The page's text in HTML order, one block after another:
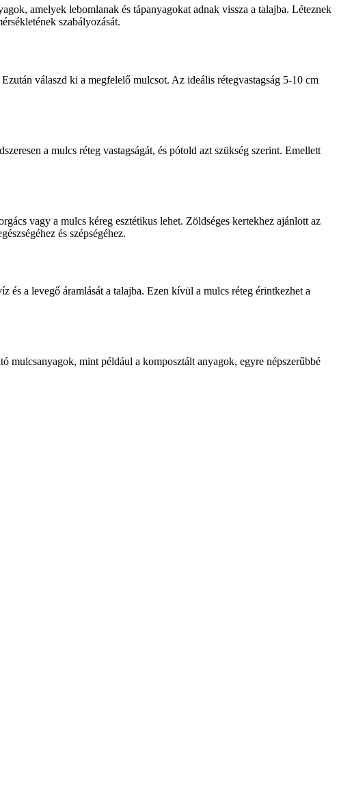
amelyek lebomlanak és tápanyagokat adnak vissza a talajba. Léteznek
szabályozását.
válaszd ki a megfelelő mulcsot. Az ideális rétegvastagság 5-10 cm
a mulcs réteg vastagságát, és pótold azt szükség szerint. Emellett
vagy a mulcs kéreg esztétikus lehet. Zöldséges kertekhez ajánlott az
és szépségéhez.
a levegő áramlását a talajba. Ezen kívül a mulcs réteg érintkezhet a
mulcsanyagok, mint például a komposztált anyagok, egyre népszerűbbé